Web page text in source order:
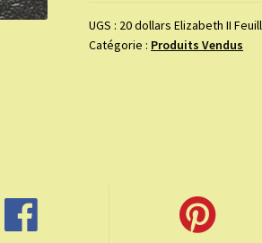
UGS : 20 dollars Elizabeth II
Catégorie : Produits Vendus